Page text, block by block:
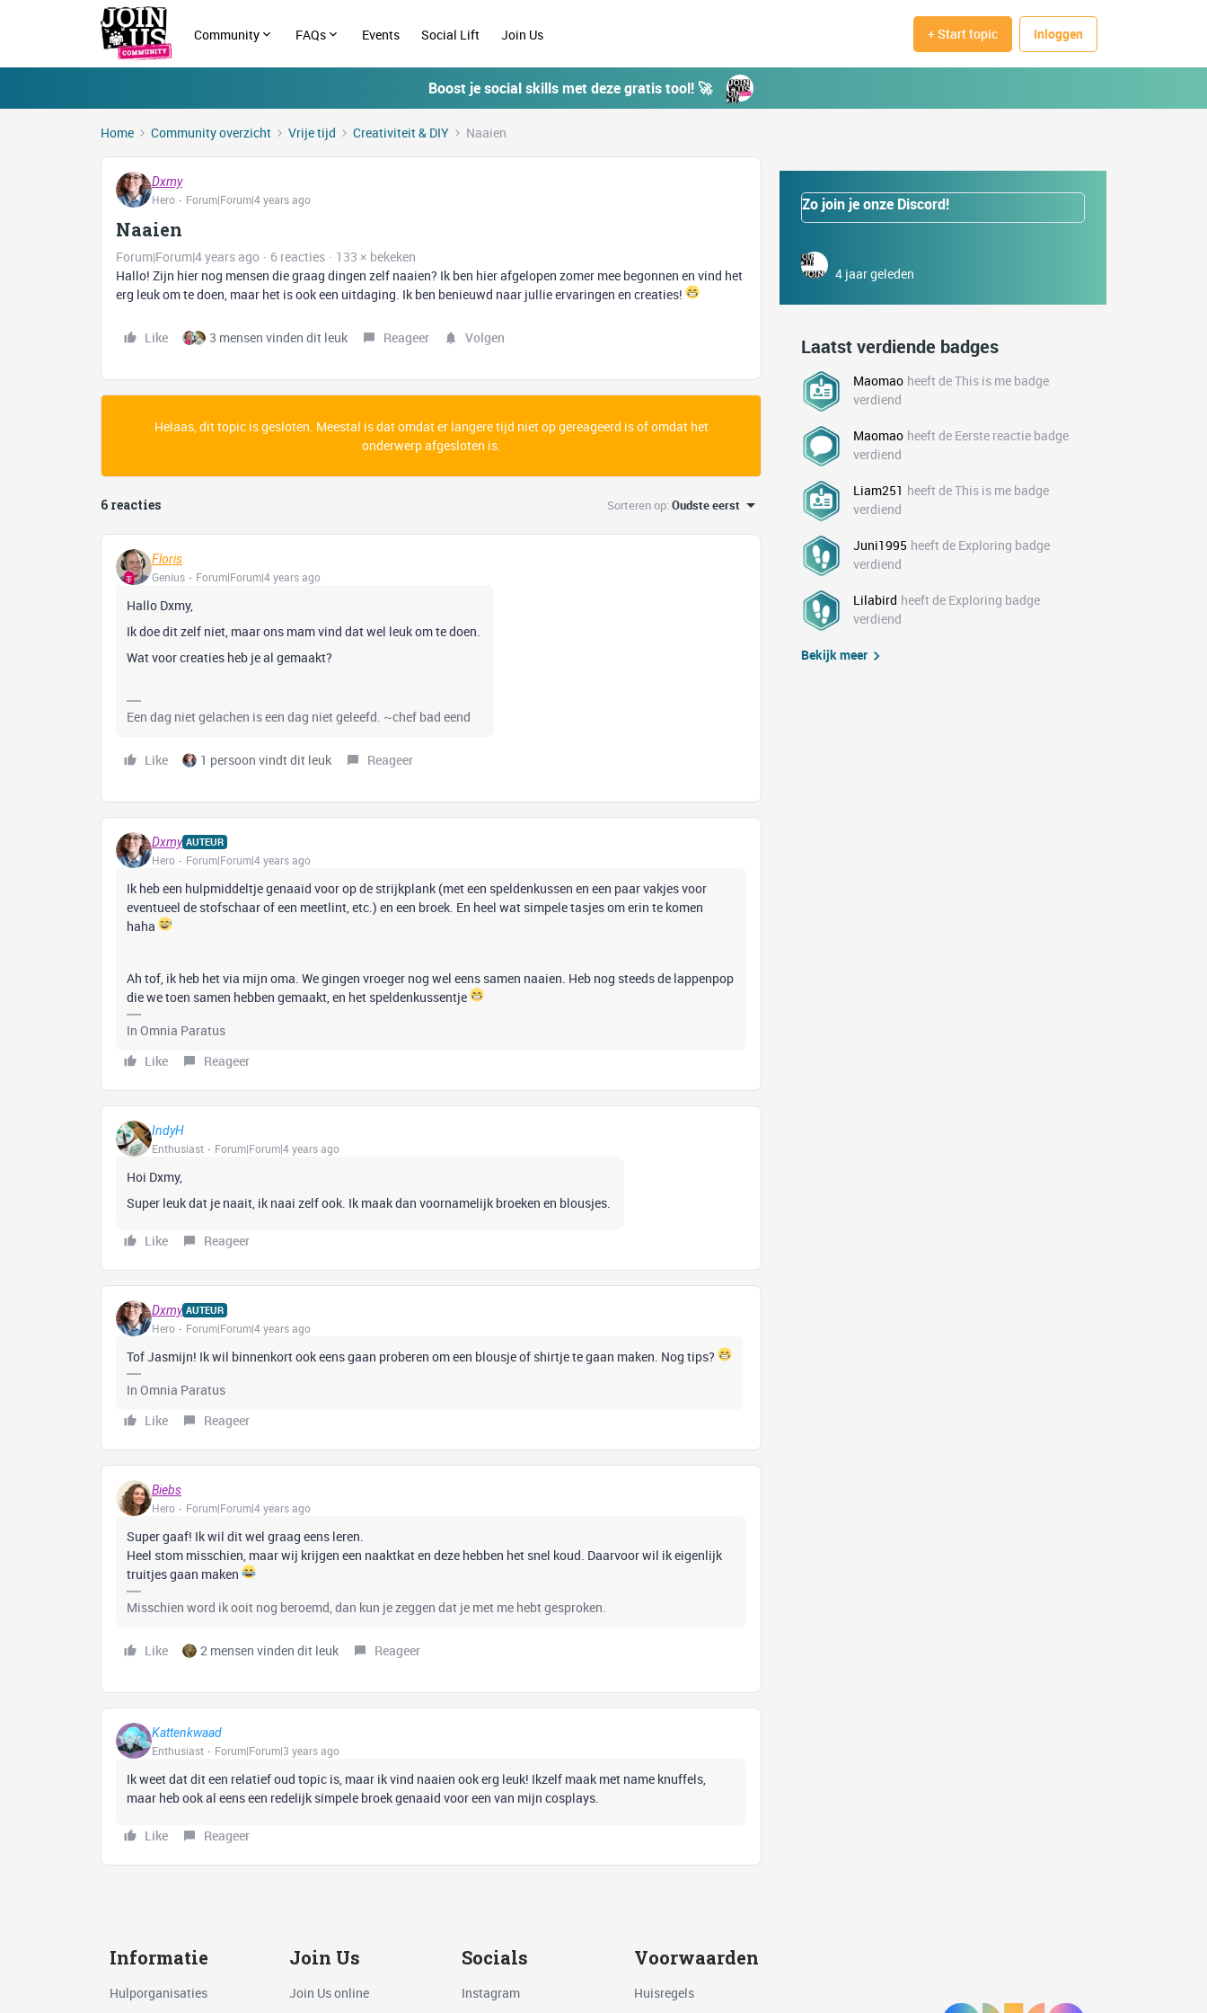
Community FAQs Events Social Lift Join Us + Start topic Inloggen
Boost je social skills met deze gratis tool! 🚀
Home Community overzicht Vrije tijd Creativiteit & DIY Naaien
Dxmy
Hero
Forum|Forum|4 years ago
Naaien
Forum|Forum|4 years ago 6 reacties
133 × bekeken
Hallo! Zijn hier nog mensen die graag dingen zelf naaien? Ik ben hier afgelopen zomer mee begonnen en vind het
erg leuk om te doen, maar het is ook een uitdaging. Ik ben benieuwd naar jullie ervaringen en creaties!
Like 3 mensen vinden dit leuk Reageer Volgen
Helaas, dit topic is gesloten. Meestal is dat omdat er langere tijd niet op gereageerd is of omdat het
onderwerp afgesloten is.
6 reacties Sorteren op:Oudste eerst
Floris
Genius
Forum|Forum|4 years ago
Hallo Dxmy,
Ik doe dit zelf niet, maar ons mam vind dat wel leuk om te doen.
Wat voor creaties heb je al gemaakt?
Een dag niet gelachen is een dag niet geleefd. ~chef bad eend
Like 1 persoon vindt dit leuk Reageer
Dxmy AUTEUR
Hero Forum|Forum|4 years ago
Ik heb een hulpmiddeltje genaaid voor op de strijkplank (met een speldenkussen en een paar vakjes voor
eventueel de stofschaar of een meetlint, etc.) en een broek. En heel wat simpele tasjes om erin te komen
haha
Ah tof, ik heb het via mijn oma. We gingen vroeger nog wel eens samen naaien. Heb nog steeds de lappenpop
die we toen samen hebben gemaakt, en het speldenkussentje
In Omnia Paratus
Like
Reageer
IndyH
Enthusiast
Forum|Forum|4 years ago
Hoi Dxmy,
Super leuk dat je naait, ik naai zelf ook. Ik maak dan voornamelijk broeken en blousjes.
Like Reageer
Dxmy AUTEUR
Hero Forum|Forum|4 years ago
Tof Jasmijn! Ik wil binnenkort ook eens gaan proberen om een blousje of shirtje te gaan maken. Nog tips?
In Omnia Paratus
Like
Reageer
Biebs
Hero
Forum|Forum|4 years ago
Super gaaf! Ik wil dit wel graag eens leren.
Heel stom misschien, maar wij krijgen een naaktkat en deze hebben het snel koud. Daarvoor wil ik eigenlijk
truitjes gaan maken
Misschien word ik ooit nog beroemd, dan kun je zeggen dat je met me hebt gesproken.
Like 2 mensen vinden dit leuk Reageer
Kattenkwaad
Enthusiast
Forum|Forum|3 years ago
Ik weet dat dit een relatief oud topic is, maar ik vind naaien ook erg leuk! Ikzelf maak met name knuffels,
maar heb ook al eens een redelijk simpele broek genaaid voor een van mijn cosplays.
Like Reageer
Zo join je onze Discord!
4 jaar geleden
Laatst verdiende badges
Maomao heeft de This is me badge
verdiend
Maomao heeft de Eerste reactie badge
verdiend
Liam251 heeft de This is me badge
verdiend
Juni1995 heeft de Exploring badge
verdiend
Lilabird heeft de Exploring badge
verdiend
Bekijk meer
Informatie
Hulporganisaties
Join Us
Join Us online
Socials
Instagram
Voorwaarden
Huisregels